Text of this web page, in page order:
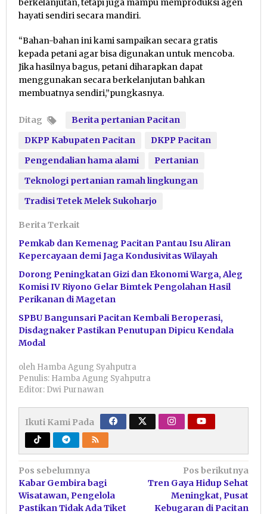
berkelanjutan, tetapi juga mampu memproduksi agen
hayati sendiri secara mandiri.
“Bahan-bahan ini kami sampaikan secara gratis
kepada petani agar bisa digunakan untuk mencoba.
Jika hasilnya bagus, petani diharapkan dapat
menggunakan secara berkelanjutan bahkan
membuatnya sendiri,”pungkasnya.
Ditag
Berita pertanian Pacitan
DKPP Kabupaten Pacitan
DKPP Pacitan
Pengendalian hama alami
Pertanian
Teknologi pertanian ramah lingkungan
Tradisi Tetek Melek Sukoharjo
Berita Terkait
Pemkab dan Kemenag Pacitan Pantau Isu Aliran
Kepercayaan demi Jaga Kondusivitas Wilayah
Dorong Peningkatan Gizi dan Ekonomi Warga, Aleg
Komisi IV Riyono Gelar Bimtek Pengolahan Hasil
Perikanan di Magetan
SPBU Bangunsari Pacitan Kembali Beroperasi,
Disdagnaker Pastikan Penutupan Dipicu Kendala
Modal
oleh Hamba Agung Syahputra
Penulis: Hamba Agung Syahputra
Editor: Dwi Purnawan
Ikuti Kami Pada
Navigasi
pos
Pos sebelumnya
Kabar Gembira bagi
Wisatawan, Pengelola
Pastikan Tidak Ada Tiket
Pos berikutnya
Tren Gaya Hidup Sehat
Meningkat, Pusat
Kebugaran di Pacitan